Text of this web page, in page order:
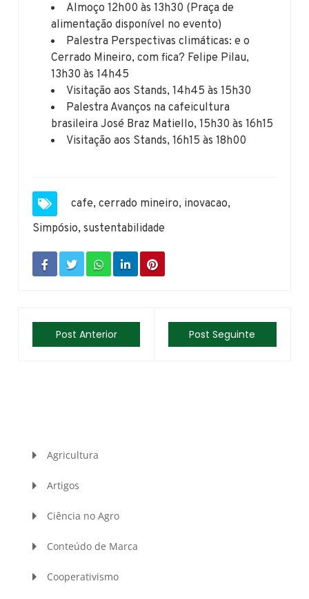
Almoço 12h00 às 13h30 (Praça de
alimentação disponível no evento)
Palestra Perspectivas climáticas: e o
Cerrado Mineiro, com fica? Felipe Pilau,
13h30 às 14h45
Visitação aos Stands, 14h45 às 15h30
Palestra Avanços na cafeicultura
brasileira José Braz Matiello, 15h30 às 16h15
Visitação aos Stands, 16h15 às 18h00
cafe,cerrado mineiro, inovacao,
Simpósio,sustentabilidade
Post Anterior Post Seguinte
Agricultura
Artigos
Ciência no Agro
Conteúdo de Marca
Cooperativismo